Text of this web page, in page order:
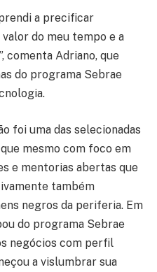
a precificar
do meu tempo e a
comenta Adriano, que
do programa Sebrae
foi uma das selecionadas
mesmo com foco em
e mentorias abertas que
também
negros da periferia. Em
do programa Sebrae
negócios com perfil
a vislumbrar sua